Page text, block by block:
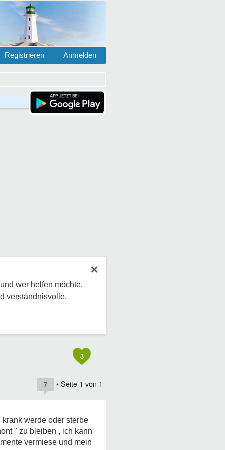
Anmelden
Registrieren
×
wer helfen möchte,
verständnisvolle,
3
7 • Seite 1 von 1
werde oder sterbe
" zu bleiben , ich kann
vermiese und mein